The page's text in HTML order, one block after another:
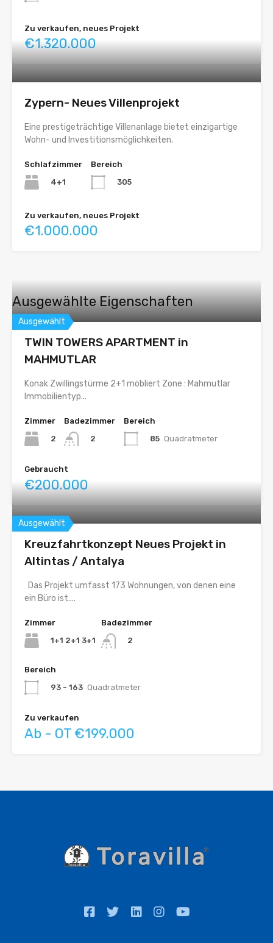
Zu verkaufen, neues Projekt
€1.320.000
Zypern- Neues Villenprojekt
Eine prestigeträchtige Villenanlage bietet einzigartige
Wohn- und Investitionsmöglichkeiten.
Schlafzimmer
4+1
Bereich
305
Zu verkaufen, neues Projekt
€1.000.000
Ausgewählte Eigenschaften
Ausgewählt
TWIN TOWERS APARTMENT in
MAHMUTLAR
Konak Zwillingstürme 2+1 möbliert Zone : Mahmutlar
Immobilientyp...
Zimmer
2
Badezimmer
2
Bereich
85 Quadratmeter
Gebraucht
€200.000
Ausgewählt
Kreuzfahrtkonzept Neues Projekt in
Altintas / Antalya
Das Projekt umfasst 173 Wohnungen, von denen eine
ein Büro ist....
Zimmer
1+1 2+1 3+1
Badezimmer
2
Bereich
93 - 163 Quadratmeter
Zu verkaufen
Ab - OT €199.000